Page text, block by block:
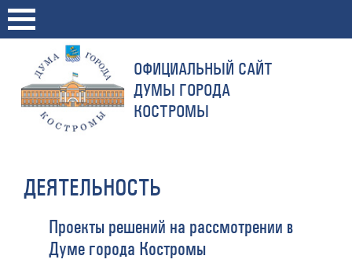
ОФИЦИАЛЬНЫЙ САЙТ
ДУМЫ ГОРОДА
КОСТРОМЫ
ДЕЯТЕЛЬНОСТЬ
Проекты решений на рассмотрении в
Думе города Костромы